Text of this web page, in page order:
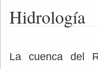
Hidrología
La cuenca del